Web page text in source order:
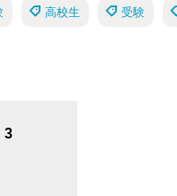
高校生 受験
3